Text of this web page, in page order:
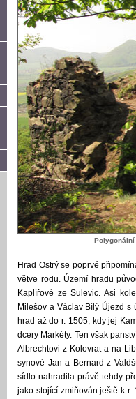
Polygonální
Hrad Ostrý se poprvé
větve rodu. Území hradu
Kaplířové ze Sulevic. Asi
Milešov a Václav Bílý Újezd s
hrad až do r. 1505, kdy jej
dcery Markéty. Ten však
Albrechtovi z Kolovrat a na
synové Jan a Bernard z
sídlo nahradila právě tehdy
jako stojící zmiňován ještě k